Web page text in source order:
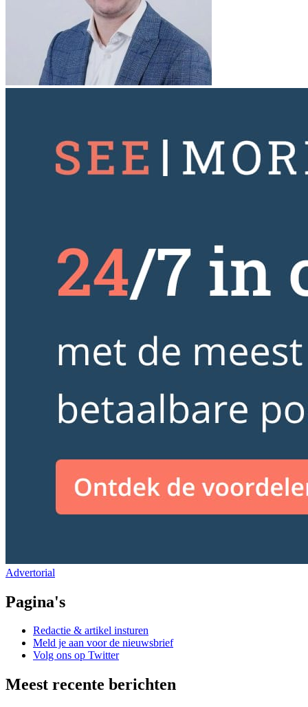
Advertorial
Pagina's
Redactie & artikel insturen
Meld je aan voor de nieuwsbrief
Volg ons op Twitter
Meest recente berichten